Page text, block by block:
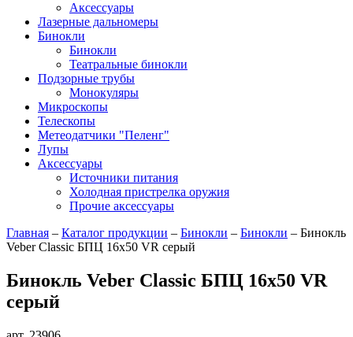
Аксессуары
Лазерные дальномеры
Бинокли
Бинокли
Театральные бинокли
Подзорные трубы
Монокуляры
Микроскопы
Телескопы
Метеодатчики "Пеленг"
Лупы
Аксессуары
Источники питания
Холодная пристрелка оружия
Прочие аксессуары
Главная – Каталог продукции – Бинокли – Бинокли – Бинокль
Veber Classic БПЦ 16x50 VR серый
Бинокль Veber Classic БПЦ 16x50 VR
серый